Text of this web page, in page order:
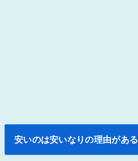
安いのは安いなりの理由がある